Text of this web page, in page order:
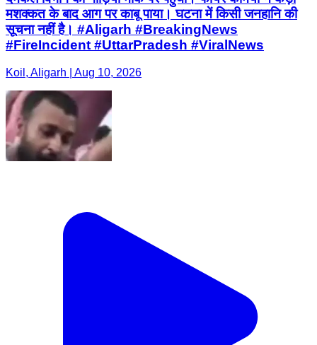
मशक्कत के बाद आग पर काबू पाया। घटना में किसी जनहानि की
सूचना नहीं है। #Aligarh #BreakingNews
#FireIncident #UttarPradesh #ViralNews
Koil, Aligarh | Aug 10, 2026